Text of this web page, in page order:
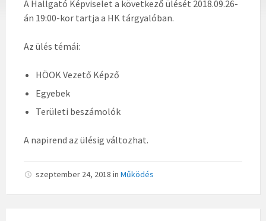
A Hallgató Képviselet a következő ülését 2018.09.26-
án 19:00-kor tartja a HK tárgyalóban.
Az ülés témái:
HÖOK Vezető Képző
Egyebek
Területi beszámolók
A napirend az ülésig változhat.
szeptember 24, 2018 in Működés